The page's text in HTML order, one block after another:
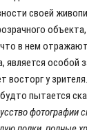
своей
в нем
особой
восторг у
пытается
фотографии